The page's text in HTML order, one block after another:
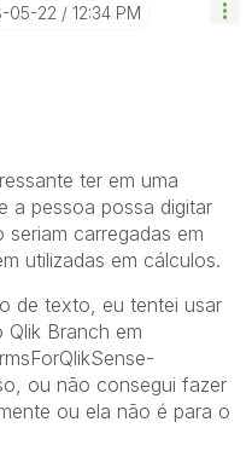
05-22 12:34 PM
ter em uma
a pessoa possa digitar
carregadas em
utilizadas em cálculos.
de texto, eu tentei usar
Branch em
ou não consegui fazer
ou ela não é para o